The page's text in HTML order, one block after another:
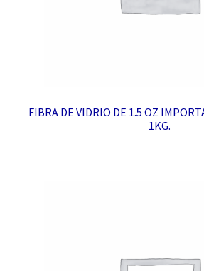
FIBRA DE VIDRIO DE 1.5 OZ
1KG.